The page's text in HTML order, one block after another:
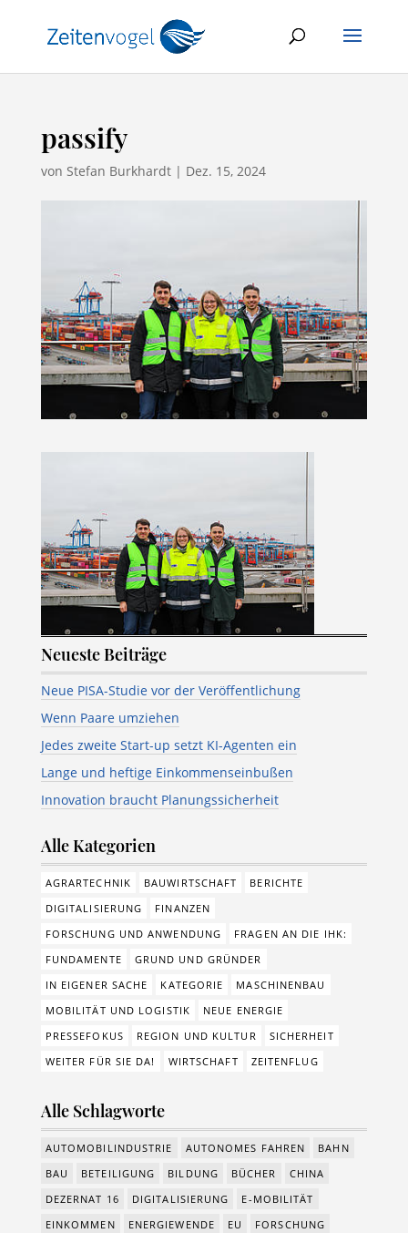
passify
von Stefan Burkhardt| Dez. 15, 2024
Neueste Beiträge
Neue PISA-Studie vor der Veröffentlichung
Wenn Paare umziehen
Jedes zweite Start-up setzt KI-Agenten ein
Lange und heftige Einkommenseinbußen
Innovation braucht Planungssicherheit
Alle Kategorien
AGRARTECHNIK BAUWIRTSCHAFT
BERICHTE
DIGITALISIERUNG
FINANZEN
FORSCHUNG UND ANWENDUNG
FRAGEN AN DIE IHK:
FUNDAMENTE
GRUND UND GRÜNDER
IN EIGENER SACHE
KATEGORIE
MASCHINENBAU
MOBILITÄT UND LOGISTIK
NEUE ENERGIE
PRESSEFOKUS
REGION UND KULTUR
SICHERHEIT
WEITER FÜR SIE DA!
WIRTSCHAFT ZEITENFLUG
Alle Schlagworte
AUTOMOBILINDUSTRIE AUTONOMES FAHREN
BAHN
BAU
BETEILIGUNG BILDUNG BÜCHER
CHINA
DEZERNAT 16
DIGITALISIERUNG
E-MOBILITÄT
EINKOMMEN
ENERGIEWENDE EU
FORSCHUNG